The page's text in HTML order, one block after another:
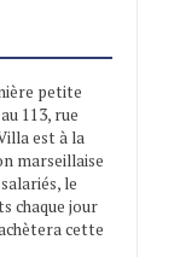
petite
113, rue
est à la
marseillaise
le
chaque jour
cette